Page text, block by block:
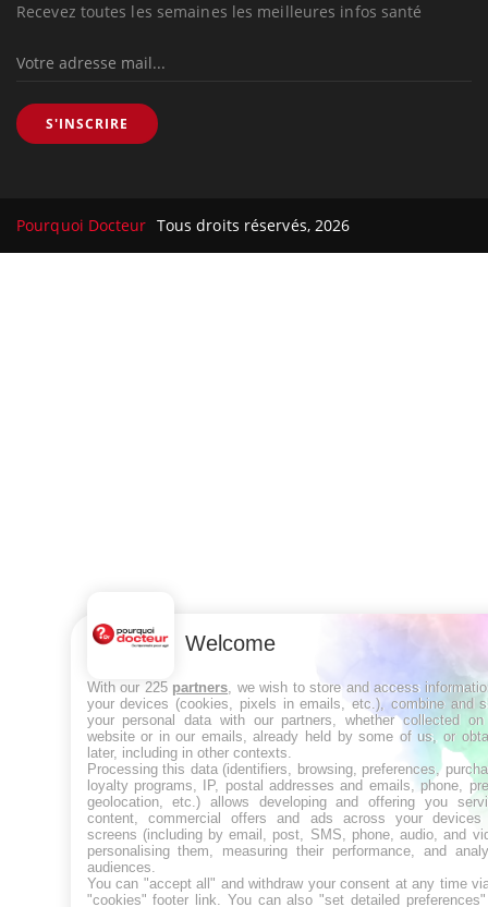
Recevez toutes les semaines les meilleures infos santé
S'INSCRIRE
Pourquoi Docteur Tous droits réservés, 2026
Welcome
With our 225 partners , we wish to store and access
your devices (cookies, pixels in emails, etc.), combine and
your personal data with our partners, whether collected
website or in our emails, already held by some of us, or
later, including in other contexts.
Processing this data (identifiers, browsing, preferences,
loyalty programs, IP, postal addresses and emails, phone,
geolocation, etc.) allows developing and offering you
content, commercial offers and ads across your devices
screens (including by email, post, SMS, phone, audio, and
personalising them, measuring their performance, and
audiences.
You can "accept all" and withdraw your consent at any time
"cookies" footer link . You can also "set detailed